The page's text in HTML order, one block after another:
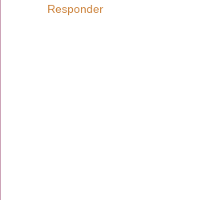
Responder